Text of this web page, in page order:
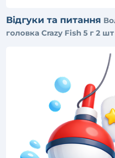
Відгуки та питання
головка Crazy Fish 5 г 2